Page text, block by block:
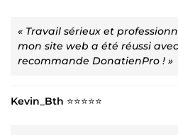
« Travail sérieux et
mon site web a été réussi
recommande DonatienPro ! »
Kevin_Bth ⭐⭐⭐⭐⭐